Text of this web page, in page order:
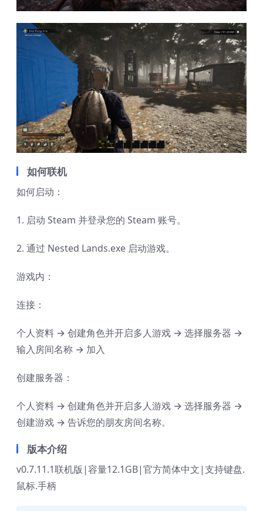
如何联机
如何启动：
1. 启动 Steam 并登录您的 Steam 账号。
2. 通过 Nested Lands.exe 启动游戏。
游戏内：
连接：
个人资料 → 创建角色并开启多人游戏 → 选择服务器 →
输入房间名称 → 加入
创建服务器：
个人资料 → 创建角色并开启多人游戏 → 选择服务器 →
创建游戏 → 告诉您的朋友房间名称。
版本介绍
v0.7.11.1联机版|容量12.1GB|官方简体中文|支持键盘.
鼠标.手柄